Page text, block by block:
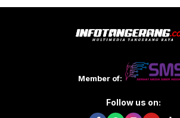
Member of:
Follow us on: